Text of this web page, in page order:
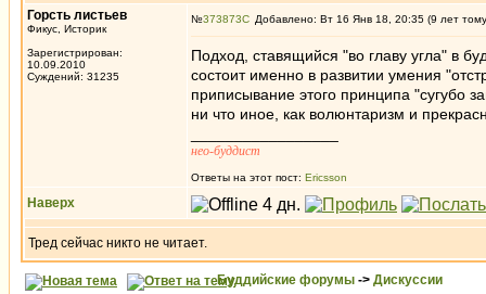
Горсть листьев
Фикус, Историк
Зарегистрирован:
10.09.2010
Суждений: 31235
№373873 Добавлено: Вт 16 Янв 18, 20:35 (9 лет
Подход, ставящийся "во главу угла" в
состоит именно в развитии умения
приписывание этого принципа "сугубо
ни что иное, как волюнтаризм и
нео-буддист
Ответы на этот пост: Ericsson
Наверх
Тред сейчас никто не читает.
Буддийские форумы -> Дискуссии